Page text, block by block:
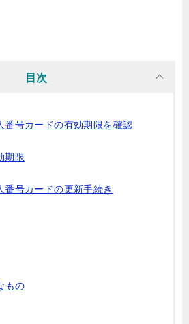
目次
番号カードの有効期限を確認
期限
番号カードの更新手続き
もの